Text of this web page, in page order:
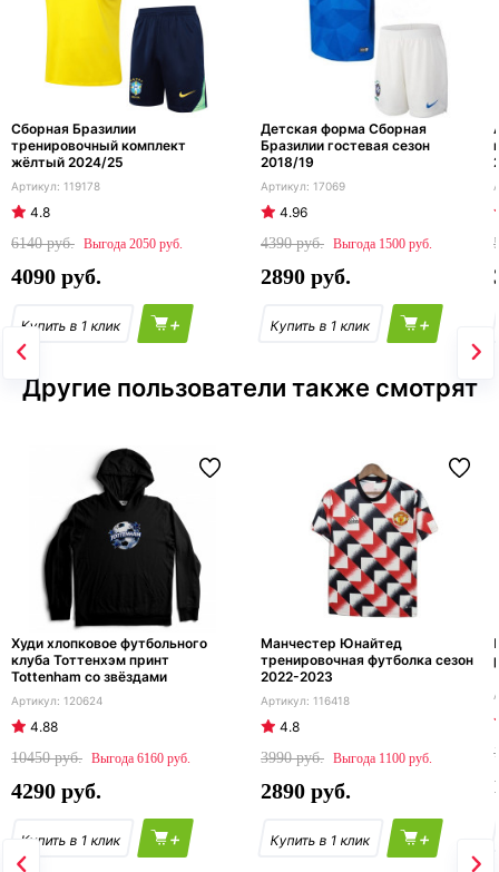
Сборная Бразилии
тренировочный комплект
жёлтый 2024/25
119178
4.8
6140
2050
4090
+
Детская форма Сборная
Бразилии гостевая сезон
2018/19
17069
4.96
4390
1500
2890
+
Другие пользователи также смотрят
Худи хлопковое футбольного
клуба Тоттенхэм принт
Tottenham со звёздами
120624
4.88
10450
6160
4290
+
Манчестер Юнайтед
тренировочная футболка сезон
2022-2023
116418
4.8
3990
1100
2890
+